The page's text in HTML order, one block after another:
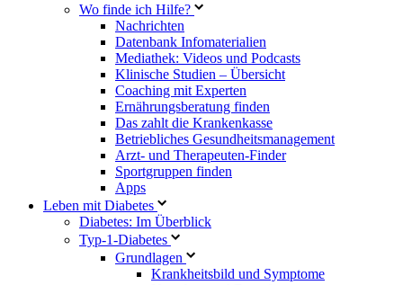
Wo finde ich Hilfe?
Nachrichten
Datenbank Infomaterialien
Mediathek: Videos und Podcasts
Klinische Studien – Übersicht
Coaching mit Experten
Ernährungsberatung finden
Das zahlt die Krankenkasse
Betriebliches Gesundheitsmanagement
Arzt- und Therapeuten-Finder
Sportgruppen finden
Apps
Leben mit Diabetes
Diabetes: Im Überblick
Typ-1-Diabetes
Grundlagen
Krankheitsbild und Symptome